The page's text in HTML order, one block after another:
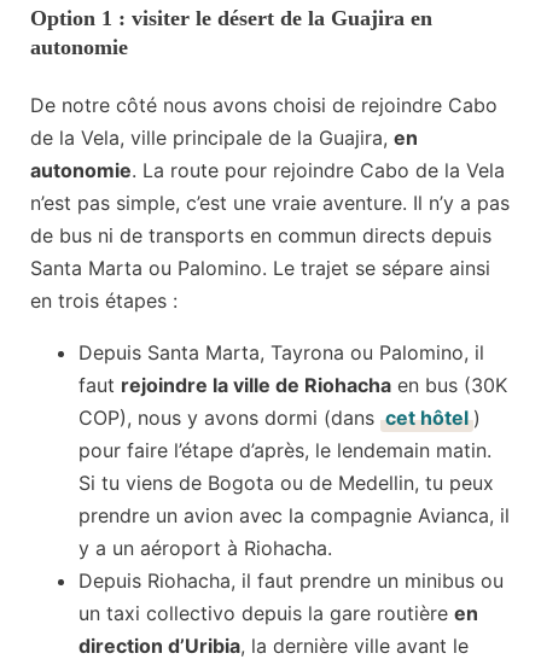
Option 1 : visiter le désert de la Guajira en
autonomie
De notre côté nous avons choisi de rejoindre Cabo
de la Vela, ville principale de la Guajira, en
autonomie. La route pour rejoindre Cabo de la Vela
n’est pas simple, c’est une vraie aventure. Il n’y a pas
de bus ni de transports en commun directs depuis
Santa Marta ou Palomino. Le trajet se sépare ainsi
en trois étapes :
Depuis Santa Marta, Tayrona ou Palomino, il
faut rejoindre la ville de Riohacha en bus (30K
COP), nous y avons dormi (dans cet hôtel )
pour faire l’étape d’après, le lendemain matin.
Si tu viens de Bogota ou de Medellin, tu peux
prendre un avion avec la compagnie Avianca, il
y a un aéroport à Riohacha.
Depuis Riohacha, il faut prendre un minibus ou
un taxi collectivo depuis la gare routière en
direction d’Uribia, la dernière ville avant le